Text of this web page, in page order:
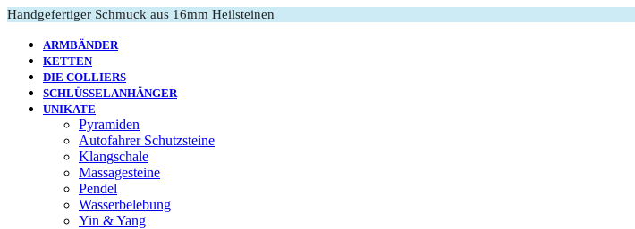
Handgefertiger Schmuck aus 16mm Heilsteinen
ARMBÄNDER
KETTEN
DIE COLLIERS
SCHLÜSSELANHÄNGER
UNIKATE
Pyramiden
Autofahrer Schutzsteine
Klangschale
Massagesteine
Pendel
Wasserbelebung
Yin & Yang